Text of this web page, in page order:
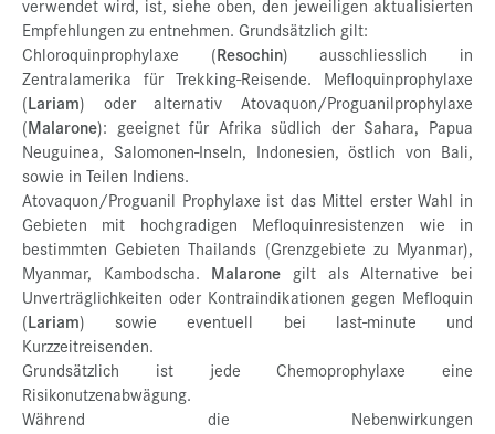
verwendet wird, ist, siehe oben, den jeweiligen aktualisierten
Empfehlungen zu entnehmen. Grundsätzlich gilt:
Chloroquinprophylaxe (Resochin) ausschliesslich in
Zentralamerika für Trekking-Reisende. Mefloquinprophylaxe
(Lariam) oder alternativ Atovaquon/Proguanilprophylaxe
(Malarone): geeignet für Afrika südlich der Sahara, Papua
Neuguinea, Salomonen-Inseln, Indonesien, östlich von Bali,
sowie in Teilen Indiens.
Atovaquon/Proguanil Prophylaxe ist das Mittel erster Wahl in
Gebieten mit hochgradigen Mefloquinresistenzen wie in
bestimmten Gebieten Thailands (Grenzgebiete zu Myanmar),
Myanmar, Kambodscha. Malarone gilt als Alternative bei
Unverträglichkeiten oder Kontraindikationen gegen Mefloquin
(Lariam) sowie eventuell bei last-minute und
Kurzzeitreisenden.
Grundsätzlich ist jede Chemoprophylaxe eine
Risikonutzenabwägung.
Während die Nebenwirkungen